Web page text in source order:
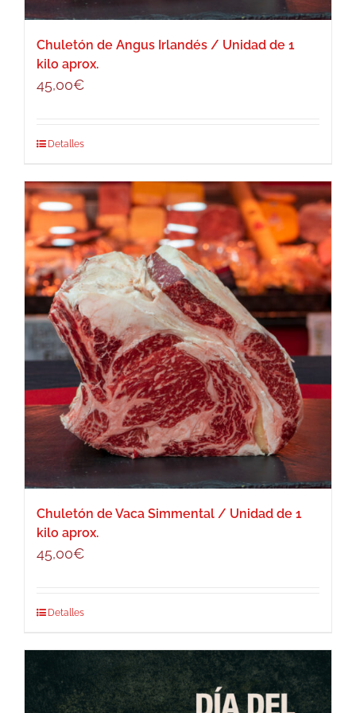
Chuletón de Angus Irlandés / Unidad de 1
kilo aprox.
45,00€
Detalles
Chuletón de Vaca Simmental / Unidad de 1
kilo aprox.
45,00€
Detalles